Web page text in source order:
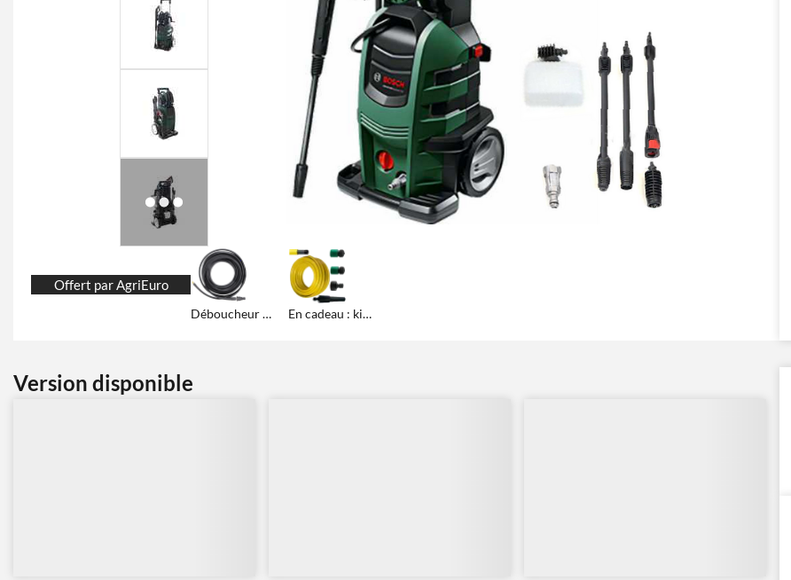
Offert par AgriEuro
Déboucheur 15 m + 4 adaptateurs pour nettoyeur haute pression En cadeau : kit de raccordement hydraulique
Version disponible